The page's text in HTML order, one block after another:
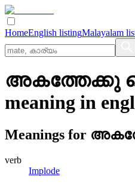
HomeEnglish listingMalayalam
അകത്തേക്കു
meaning in
Meanings for
verb
Implode